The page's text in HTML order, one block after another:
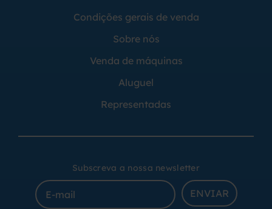
Condições gerais de venda
Sobre nós
Venda de máquinas
Aluguel
Representadas
Subscreva a nossa newsletter
ENVIAR